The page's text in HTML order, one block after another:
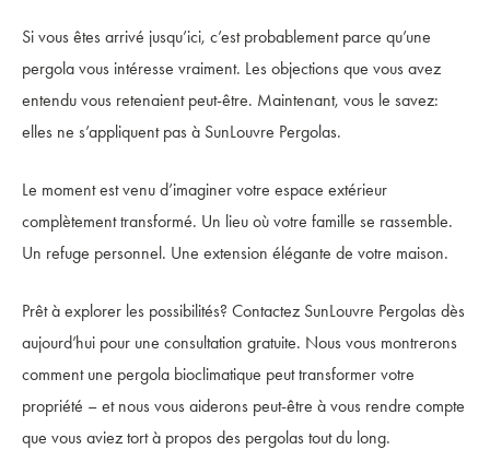
Si vous êtes arrivé jusqu’ici, c’est probablement parce qu’une
pergola vous intéresse vraiment. Les objections que vous avez
entendu vous retenaient peut-être. Maintenant, vous le savez:
elles ne s’appliquent pas à SunLouvre Pergolas.
Le moment est venu d’imaginer votre espace extérieur
complètement transformé. Un lieu où votre famille se rassemble.
Un refuge personnel. Une extension élégante de votre maison.
Prêt à explorer les possibilités? Contactez SunLouvre Pergolas dès
aujourd’hui pour une consultation gratuite. Nous vous montrerons
comment une pergola bioclimatique peut transformer votre
propriété – et nous vous aiderons peut-être à vous rendre compte
que vous aviez tort à propos des pergolas tout du long.